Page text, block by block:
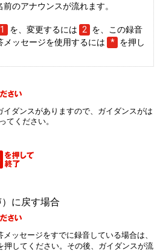
のアナウンスが流れます。
1 を、変更するには 2
を、この録音
ッセージを使用するには
* を押し
イダンスがありますので、ガイダンスがは
てください。
に戻す場合
ッセージをすでに録音している場合は、
押してください。その後、ガイダンスが流